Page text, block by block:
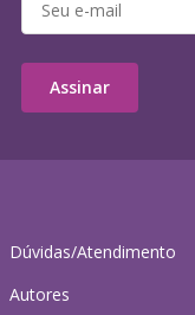
Dúvidas/Atendimento
Autores
Assinar